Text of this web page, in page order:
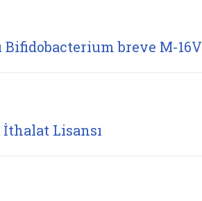
Bifidobacterium breve M-16V
Lisansı